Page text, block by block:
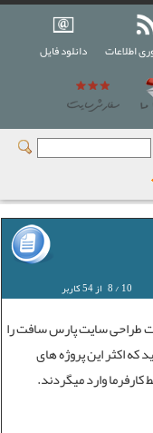
اطلاعات دانلود فایل
8/10 از54کاربر
طراحی سایتپارس سافت را
که اکثر این پروژه های
وارد میگردند.